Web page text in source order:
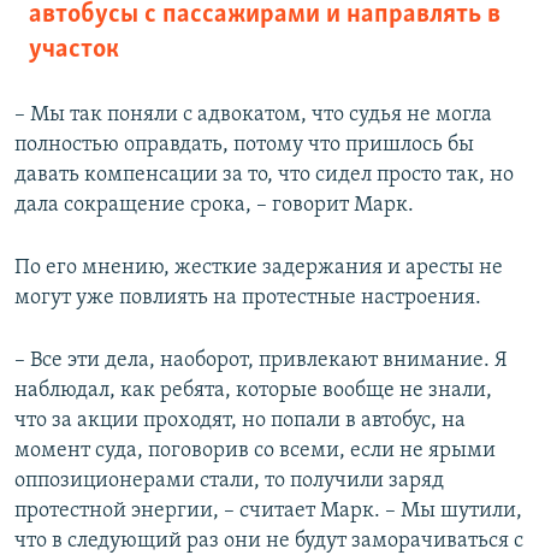
автобусы с пассажирами и направлять в
участок
– Мы так поняли с адвокатом, что судья не могла
полностью оправдать, потому что пришлось бы
давать компенсации за то, что сидел просто так, но
дала сокращение срока, – говорит Марк.
По его мнению, жесткие задержания и аресты не
могут уже повлиять на протестные настроения.
– Все эти дела, наоборот, привлекают внимание. Я
наблюдал, как ребята, которые вообще не знали,
что за акции проходят, но попали в автобус, на
момент суда, поговорив со всеми, если не ярыми
оппозиционерами стали, то получили заряд
протестной энергии, – считает Марк. – Мы шутили,
что в следующий раз они не будут заморачиваться с